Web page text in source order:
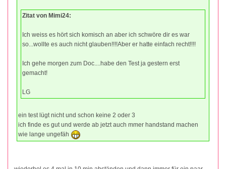
Zitat von Mimi24:
Ich weiss es hört sich komisch an aber ich schwöre dir es war
so...wollte es auch nicht glauben!!!!Aber er hatte einfach recht!!!!
Ich gehe morgen zum Doc....habe den Test ja gestern erst
gemacht!
LG
ein test lügt nicht und schon keine 2 oder 3
ich finde es gut und werde ab jetzt auch mmer handstand machen
wie lange ungefäh